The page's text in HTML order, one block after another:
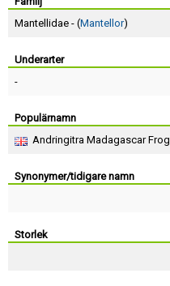
Mantellidae - (Mantellor)
Underarter
-
Populärnamn
Andringitra Madagascar Frog
Synonymer/tidigare namn
Storlek